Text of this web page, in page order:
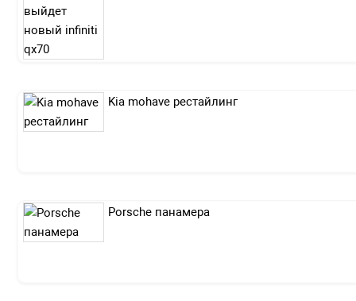
Kia mohave рестайлинг
Porsche панамера